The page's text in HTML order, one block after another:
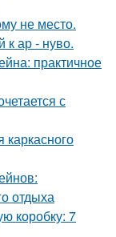
не место.
к ар - нуво.
практичное
с
каркасного
отдыха
коробку: 7